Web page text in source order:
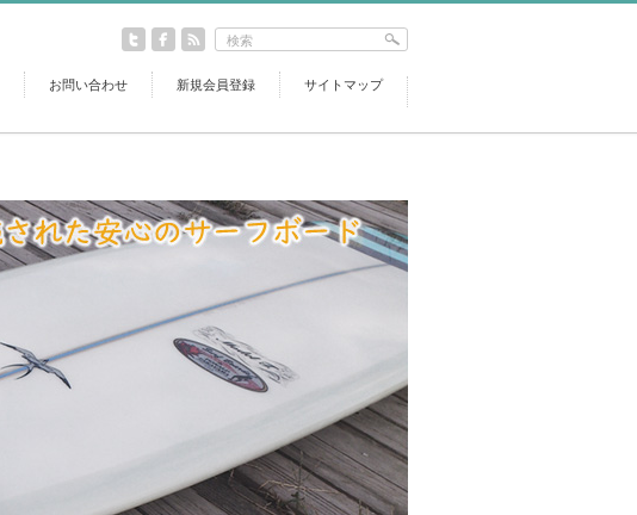
お問い合わせ 新規会員登録 サイトマップ